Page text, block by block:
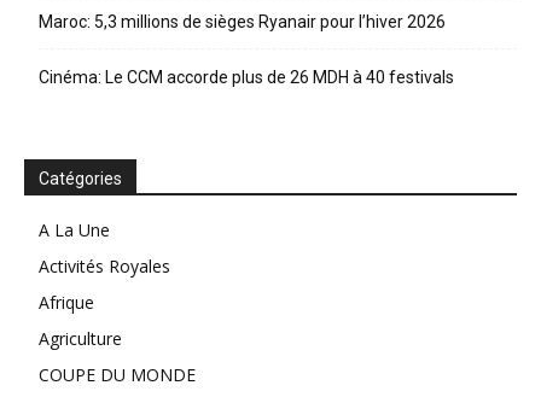
Maroc: 5,3 millions de sièges Ryanair pour l’hiver 2026
Cinéma: Le CCM accorde plus de 26 MDH à 40 festivals
Catégories
A La Une
Activités Royales
Afrique
Agriculture
COUPE DU MONDE